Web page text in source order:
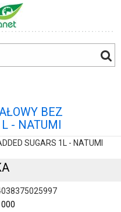
BEZ
L - NATUMI
SUGARS 1L - NATUMI